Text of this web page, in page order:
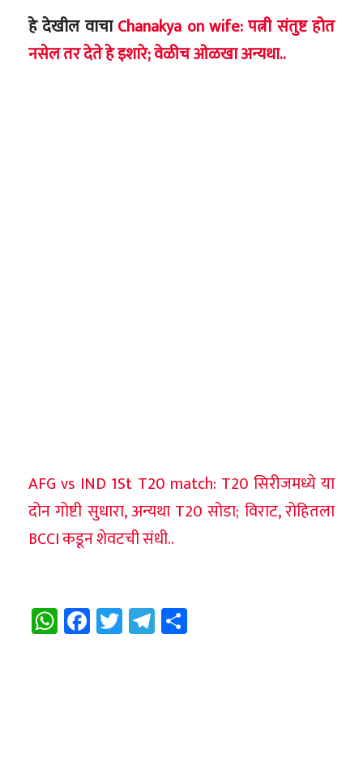
हे देखील वाचाChanakya on wife: पत्नी संतुष्ट होत
नसेल तर देते हे इशारे; वेळीच ओळखा अन्यथा..
AFG vs IND 1St T20 match: T20 सिरीजमध्ये या
दोन गोष्टी सुधारा, अन्यथा T20 सोडा; विराट, रोहितला
BCCI कडून शेवटची संधी..
WhatsApp
Facebook
TwitterTelegram